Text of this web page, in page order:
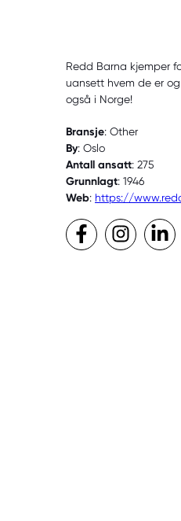
Redd Barna kjemper
uansett hvem de er
også i Norge!
Bransje: Other
By: Oslo
Antall ansatt: 275
Grunnlagt: 1946
Web: https://
Facebook